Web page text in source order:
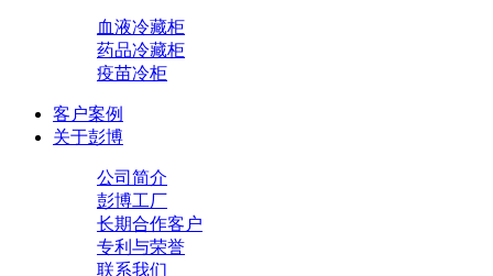
血液冷藏柜
药品冷藏柜
疫苗冷柜
客户案例
关于彭博
公司简介
彭博工厂
长期合作客户
专利与荣誉
联系我们